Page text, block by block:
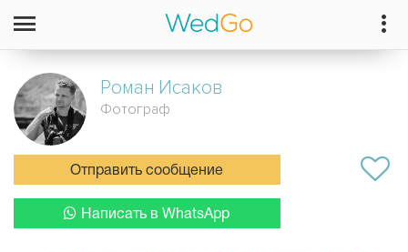
Роман Исаков
Фотограф
Отправить сообщение
Написать в WhatsApp